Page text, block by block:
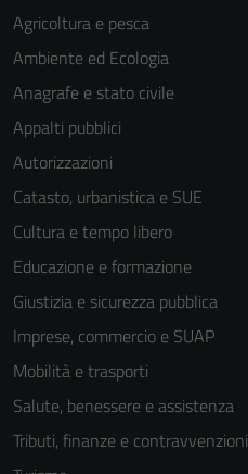
Agricoltura e pesca
Ambiente ed Ecologia
Anagrafe e stato civile
Appalti pubblici
Autorizzazioni
Catasto, urbanistica e SUE
Cultura e tempo libero
Educazione e formazione
Giustizia e sicurezza pubblica
Imprese, commercio e SUAP
Mobilità e trasporti
Salute, benessere e assistenza
Tributi, finanze e contravvenzioni